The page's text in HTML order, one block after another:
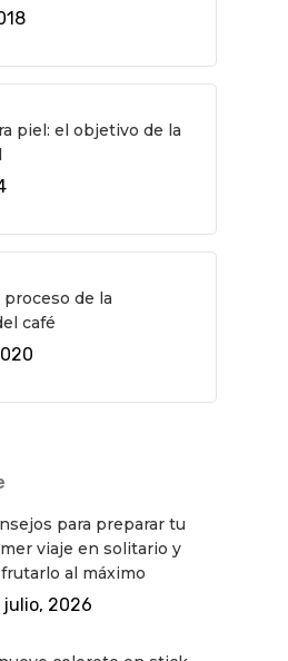
piel: el objetivo de la
de la
café
para preparar tu
viaje en solitario y
al máximo
julio, 2026